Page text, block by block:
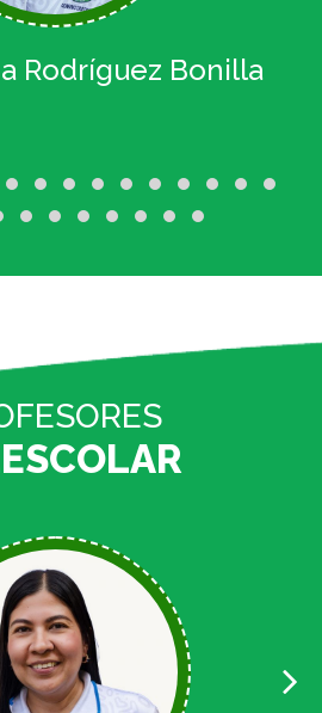
Rodríguez Bonilla